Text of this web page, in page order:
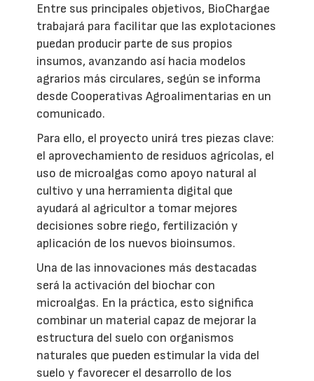
Entre sus principales objetivos, BioChargae
trabajará para facilitar que las explotaciones
puedan producir parte de sus propios
insumos, avanzando así hacia modelos
agrarios más circulares, según se informa
desde Cooperativas Agroalimentarias en un
comunicado.
Para ello, el proyecto unirá tres piezas clave:
el aprovechamiento de residuos agrícolas, el
uso de microalgas como apoyo natural al
cultivo y una herramienta digital que
ayudará al agricultor a tomar mejores
decisiones sobre riego, fertilización y
aplicación de los nuevos bioinsumos.
Una de las innovaciones más destacadas
será la activación del biochar con
microalgas. En la práctica, esto significa
combinar un material capaz de mejorar la
estructura del suelo con organismos
naturales que pueden estimular la vida del
suelo y favorecer el desarrollo de los